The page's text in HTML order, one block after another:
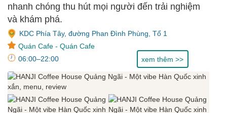
nhanh chóng thu hút mọi người đến trải nghiệm
và khám phá.
KDC Phía Tây, đường Phan Đình Phùng, Tổ 1
Quán Cafe - Quán Cafe
06:00–22:00
xem thêm >>